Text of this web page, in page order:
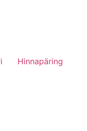
Hinnapäring